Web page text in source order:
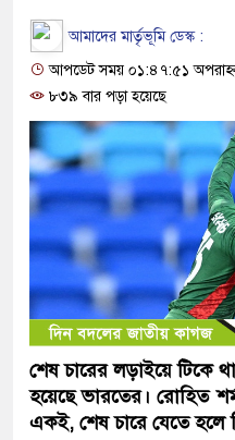
আমাদের মার্তৃভূমি ডেস্ক :
আপডেট সময় ০১:৪৭:৫১
৮৩৯ বার পড়া হয়েছে
শেষ চারের লড়াইয়ে টিকে
হয়েছে ভারতের। রোহিত
একই, শেষ চারে যেতে হলে